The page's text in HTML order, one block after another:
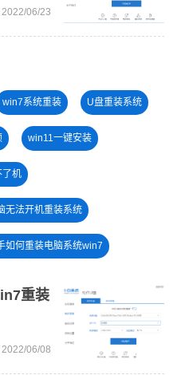
2022/06/23
win7系统重装 U盘重装系统
win11一键安装
了机
无法开机重装系统
如何重装电脑系统win7
装win7系统 win11系统下载
重装
2022/06/08